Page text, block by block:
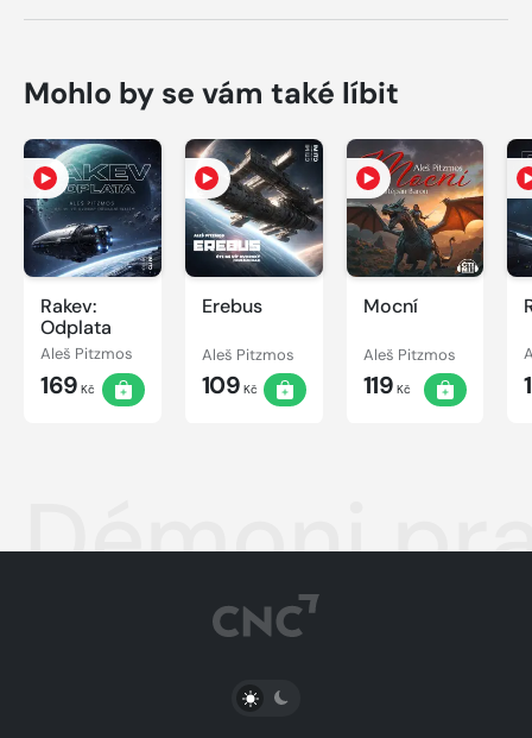
Mohlo by se vám také líbit
Rakev:
Odplata
Aleš Pitzmos
169 Kč
Erebus
Aleš Pitzmos
109 Kč
Mocní
Aleš Pitzmos
119 Kč
Démoni
PŘEPNOUT SVĚTLÝ/TMAVÝ REŽIM